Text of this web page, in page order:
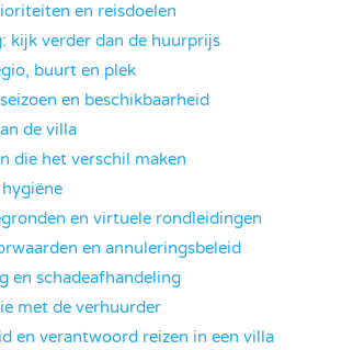
en reisdoelen
kijk verder dan de huurprijs
buurt en plek
en beschikbaarheid
de villa
die het verschil maken
en virtuele rondleidingen
en annuleringsbeleid
en schadeafhandeling
met de verhuurder
en verantwoord reizen in een villa